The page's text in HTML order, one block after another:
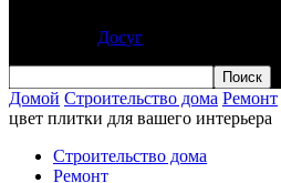
Досуг
Домой Строительство дома Ремонт
цвет плитки для вашего интерьера
Строительство дома
Ремонт